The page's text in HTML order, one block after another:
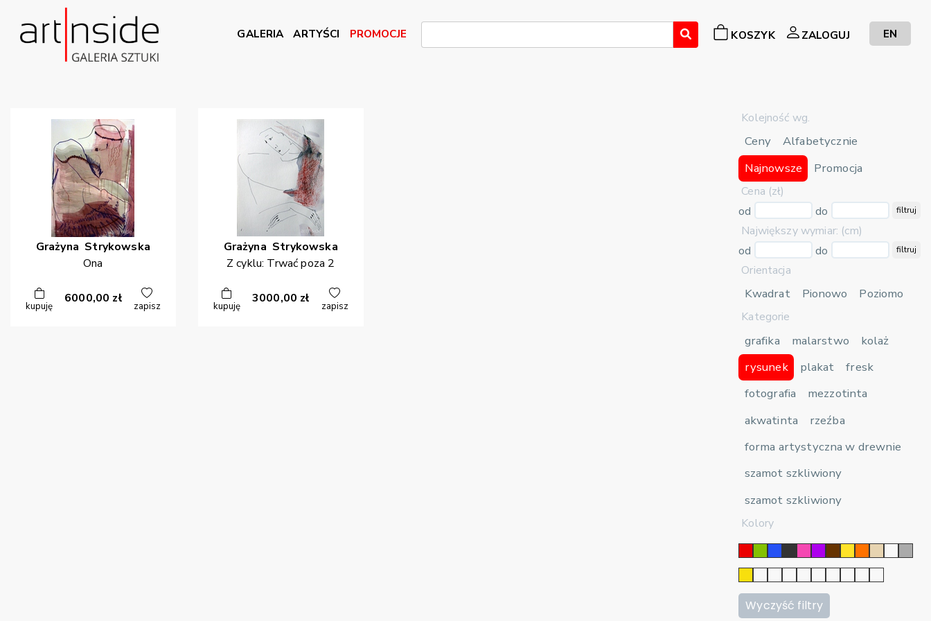
GALERIA ARTYŚCI PROMOCJE KOSZYK ZALOGUJ EN
Kolejność wg.
Ceny
Alfabetycznie
Najnowsze
Promocja
Cena (zł)
od
do filtruj
Największy wymiar: (cm)
od
do filtruj
Orientacja
Kwadrat Pionowo Poziomo
Kategorie
grafika malarstwo
kolaż
rysunek
plakat
fresk
fotografia
mezzotinta
akwatinta
rzeźba
forma artystyczna w drewnie
szamot szkliwiony
szamot szkliwiony
Kolory
Wyczyść filtry
Grażyna Strykowska
Ona
kupuję
6000,00 zł
zapisz
Grażyna Strykowska
Z cyklu: Trwać poza 2
kupuję
3000,00 zł
zapisz